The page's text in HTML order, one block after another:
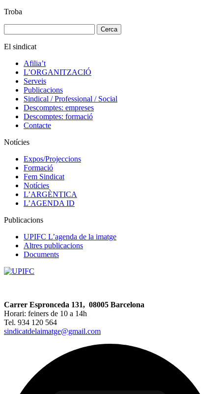
Troba
El sindicat
Afilia’t
L’ORGANITZACIÓ
Serveis
Publicacions
Sindical / Professional / Social
Descomptes: empreses
Descomptes: formació
Contacte
Notícies
Expos/Projeccions
Formació
Fem Sindicat
Notícies
L’ARGÈNTICA
L’AGENDA ID
Publicacions
UPIFC L’agenda de la imatge
Altres publicacions
Documents
Carrer Espronceda 131, 08005 Barcelona
Horari: feiners de 10 a 14h
Tel. 934 120 564
sindicatdelaimatge@gmail.com